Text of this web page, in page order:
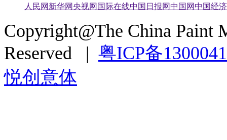
人民网 新华网央视网 国际在线中国日报网中国网中国经
Copyright@The China Paint
Reserved | 粤ICP备
悦创意体